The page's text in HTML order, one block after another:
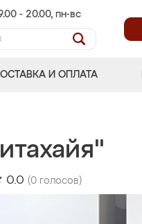
- 20.00, пн-вс
И ОПЛАТА
0.0 (0 голосов)